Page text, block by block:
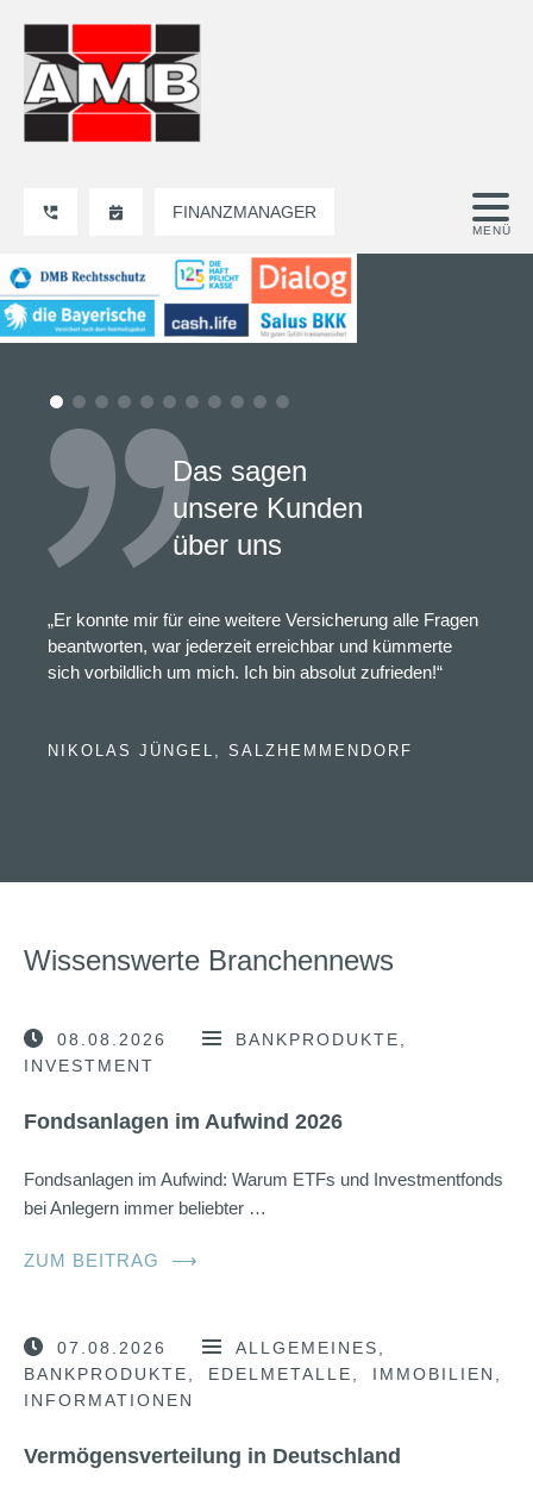
FINANZMANAGER
Das sagen
unsere Kunden
über uns
„Er konnte mir für eine weitere Versicherung alle Fragen
beantworten, war jederzeit erreichbar und kümmerte
sich vorbildlich um mich. Ich bin absolut zufrieden!“
NIKOLAS JÜNGEL, SALZHEMMENDORF
Wissenswerte Branchennews
08.08.2026
BANKPRODUKTE
INVESTMENT
Fondsanlagen im Aufwind 2026
Fondsanlagen im Aufwind: Warum ETFs und Investmentfonds
bei Anlegern immer beliebter …
ZUM BEITRAG ⟶
07.08.2026
ALLGEMEINES
BANKPRODUKTE
EDELMETALLE
IMMOBILIEN
INFORMATIONEN
Vermögensverteilung in Deutschland